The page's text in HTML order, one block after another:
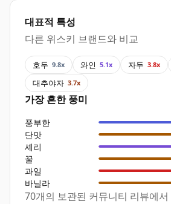
대표적 특성
다른 위스키 브랜드와 비교
호두 9.8x 와인 5.1x 자두 3.8x
대추야자 3.7x
가장 흔한 풍미
풍부한
단맛
셰리
꿀
과일
바닐라
70개의 보관된 커뮤니티 리뷰에